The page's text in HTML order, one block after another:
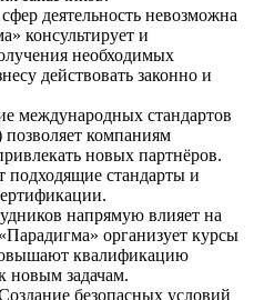
деятельность невозможна
консультирует и
необходимых
действовать законно и
международных стандартов
позволяет компаниям
новых партнёров.
подходящие стандарты и
напрямую влияет на
организует курсы
квалификацию
новым задачам.
безопасных условий